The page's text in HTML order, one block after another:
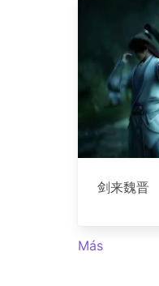
剑来魏晋
Más